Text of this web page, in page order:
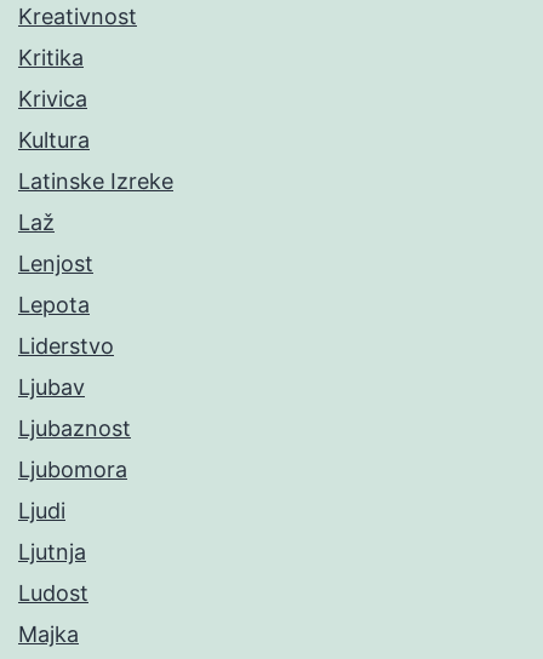
Kreativnost
Kritika
Krivica
Kultura
Latinske Izreke
Laž
Lenjost
Lepota
Liderstvo
Ljubav
Ljubaznost
Ljubomora
Ljudi
Ljutnja
Ludost
Majka